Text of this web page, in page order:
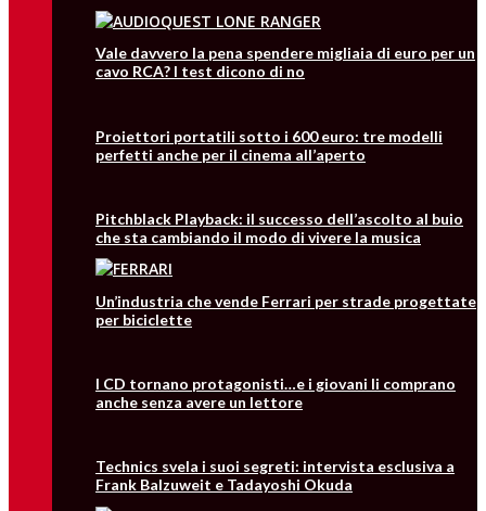
Vale davvero la pena spendere migliaia di euro per un
cavo RCA? I test dicono di no
Proiettori portatili sotto i 600 euro: tre modelli
perfetti anche per il cinema all’aperto
Pitchblack Playback: il successo dell’ascolto al buio
che sta cambiando il modo di vivere la musica
Un’industria che vende Ferrari per strade progettate
per biciclette
I CD tornano protagonisti…e i giovani li comprano
anche senza avere un lettore
Technics svela i suoi segreti: intervista esclusiva a
Frank Balzuweit e Tadayoshi Okuda